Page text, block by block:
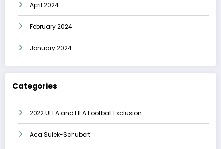
April 2024
February 2024
January 2024
Categories
2022 UEFA and FIFA Football Exclusion
Ada Sułek-Schubert